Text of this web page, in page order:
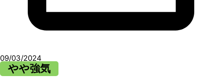
09/03/2024
やや強気